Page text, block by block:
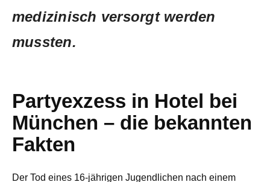
medizinisch versorgt werden
mussten.
Partyexzess in Hotel bei
München – die bekannten
Fakten
Der Tod eines 16-jährigen Jugendlichen nach einem